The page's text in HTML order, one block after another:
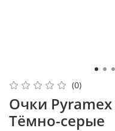
(0)
Очки Pyramex
Тёмно-серые